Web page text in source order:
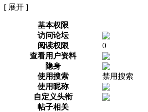
[ 展开 ]
基本权限
访问论坛
阅读权限
0
查看用户资料
隐身
使用搜索
禁用搜索
使用昵称
自定义头衔
帖子相关